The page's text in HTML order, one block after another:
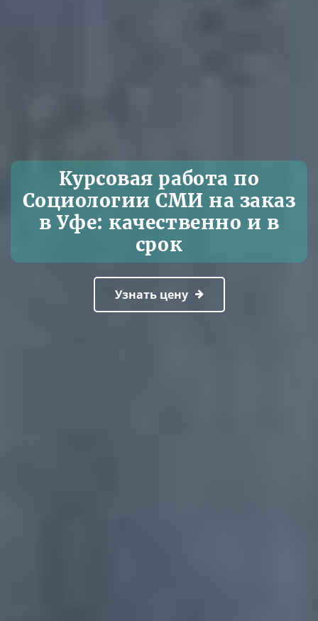
Курсовая работа по
Социологии СМИ на заказ
в Уфе: качественно и в
срок
Узнать цену